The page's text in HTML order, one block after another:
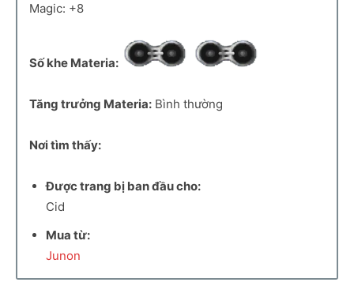
Magic: +8
Số khe Materia:
Tăng trưởng Materia: Bình thường
Nơi tìm thấy:
Được trang bị ban đầu cho:
Cid
Mua từ:
Junon